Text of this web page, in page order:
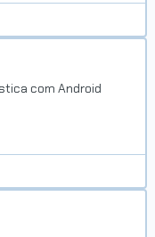
com Android